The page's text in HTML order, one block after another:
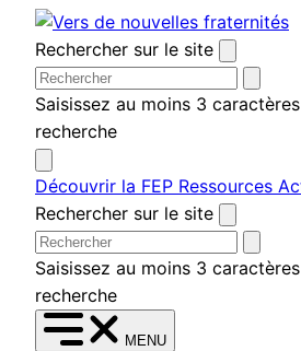
Aller
au
contenu
Rechercher sur le site
Saisissez au moins 3
recherche
Découvrir la FEP Ressources
Rechercher sur le site
Saisissez au moins 3
recherche
MENU